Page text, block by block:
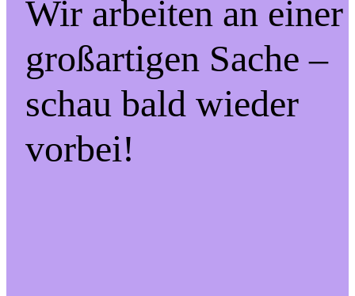
Wir arbeiten an einer
großartigen Sache –
schau bald wieder
vorbei!